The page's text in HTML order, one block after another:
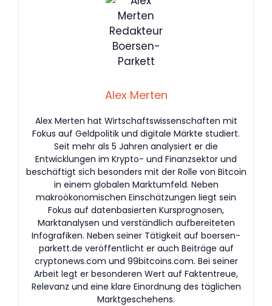
Alex Merten
Alex Merten hat Wirtschaftswissenschaften mit
Fokus auf Geldpolitik und digitale Märkte studiert.
Seit mehr als 5 Jahren analysiert er die
Entwicklungen im Krypto- und Finanzsektor und
beschäftigt sich besonders mit der Rolle von Bitcoin
in einem globalen Marktumfeld. Neben
makroökonomischen Einschätzungen liegt sein
Fokus auf datenbasierten Kursprognosen,
Marktanalysen und verständlich aufbereiteten
Infografiken. Neben seiner Tätigkeit auf boersen-
parkett.de veröffentlicht er auch Beiträge auf
cryptonews.com und 99bitcoins.com. Bei seiner
Arbeit legt er besonderen Wert auf Faktentreue,
Relevanz und eine klare Einordnung des täglichen
Marktgeschehens.